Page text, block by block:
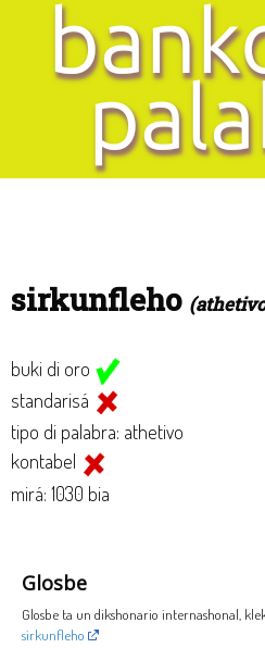
sirkunfleho
buki di oro
standarisá
tipo di palabra: athetivo
kontabel
mirá: 1030 bia
Glosbe
Glosbe ta un dikshonario internashonal,
sirkunfleho